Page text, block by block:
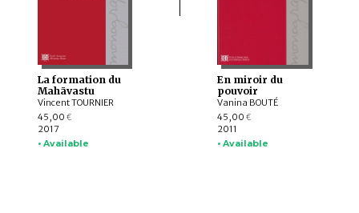
La formation du
Mahāvastu
Vincent TOURNIER
45,00 €
2017
• Available
En miroir du
pouvoir
Vanina BOUTÉ
45,00 €
2011
• Available